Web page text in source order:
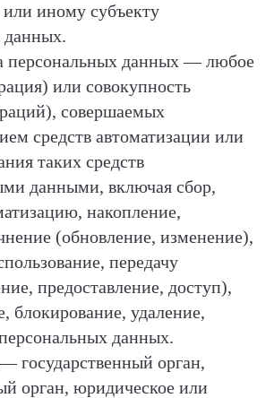
иному субъекту
данных.
персональных данных — любое
или совокупность
совершаемых
средств автоматизации или
таких средств
данными, включая сбор,
накопление,
(обновление, изменение),
передачу
предоставление, доступ),
блокирование, удаление,
данных.
государственный орган,
орган, юридическое или